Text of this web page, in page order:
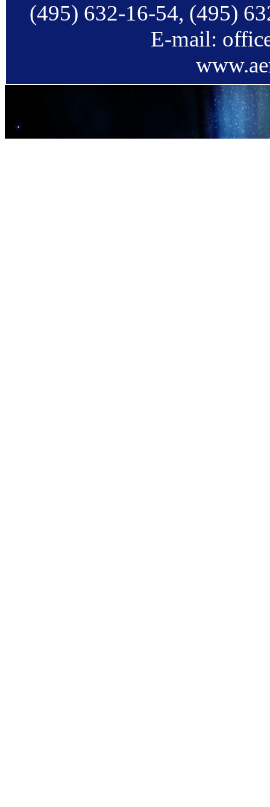
(495) 632-16-54, (495)
E-mail: